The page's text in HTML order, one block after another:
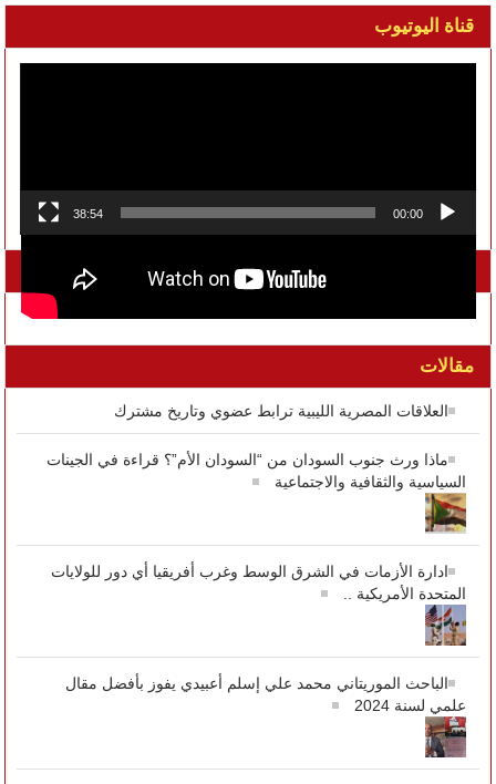
قناة اليوتيوب
00:00
38:54
تواصل معنا على الفيسبوك
مقالات
العلاقات المصرية الليبية ترابط عضوي وتاريخ مشترك
ماذا ورث جنوب السودان من “السودان الأم”؟ قراءة في الجينات
السياسية والثقافية والاجتماعية
ادارة الأزمات في الشرق الوسط وغرب أفريقيا أي دور للولايات
المتحدة الأمريكية ..
الباحث الموريتاني محمد علي إسلم أعبيدي يفوز بأفضل مقال
علمي لسنة 2024